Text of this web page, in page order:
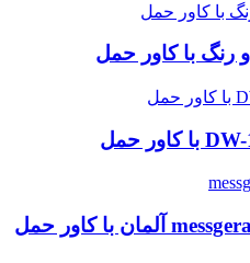
رنگ با کاور حمل
سه پایه تمام فایبر دو قفله messgerat آلمان با کاور حمل